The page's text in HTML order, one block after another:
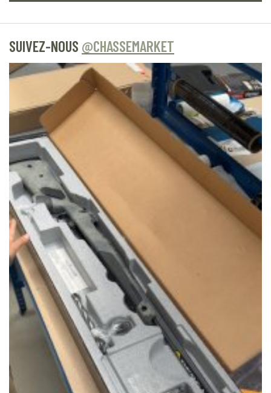
SUIVEZ-NOUS @CHASSEMARKET